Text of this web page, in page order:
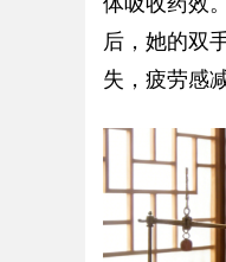
后，她的双
失，疲劳感